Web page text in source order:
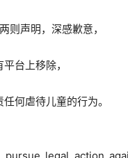
则声明，深感歉意，
台上移除，
何虐待儿童的行为。